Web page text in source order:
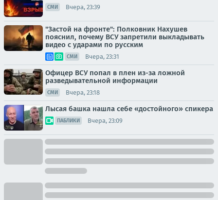
СМИ Вчера, 23:39
"Застой на фронте": Полковник Нахушев
пояснил, почему ВСУ запретили выкладывать
видео с ударами по русским
СМИ Вчера, 23:31
Офицер ВСУ попал в плен из-за ложной
разведывательной информации
СМИ Вчера, 23:18
Лысая башка нашла себе «достойного» спикера
ПАБЛИКИ Вчера, 23:09